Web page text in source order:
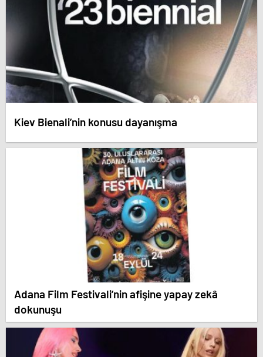
Kiev Bienali’nin konusu dayanışma
Adana Film Festivali’nin afişine yapay zekâ
dokunuşu